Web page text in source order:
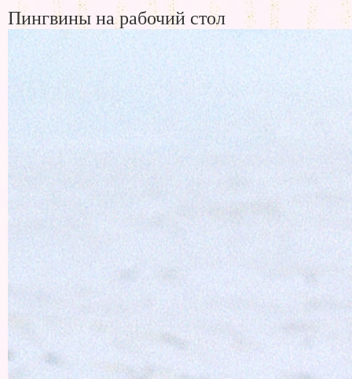
Пингвины на рабочий стол